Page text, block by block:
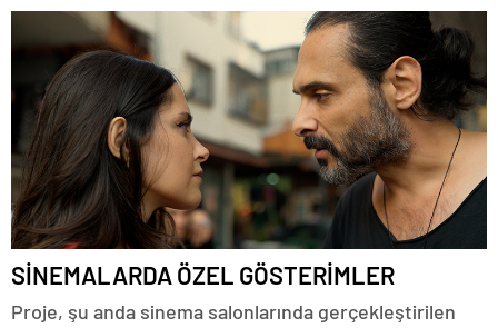
SİNEMALARDA ÖZEL GÖSTERİMLER
Proje, şu anda sinema salonlarında gerçekleştirilen